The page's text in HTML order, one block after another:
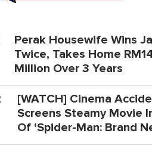
Perak Housewife Wins
Twice, Takes Home
Million Over 3 Years
[WATCH] Cinema
Screens Steamy Movie
Of 'Spider-Man: Brand